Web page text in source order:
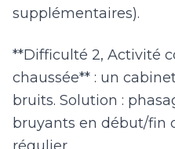
supplémentaires).
**Difficulté 2, Activité
chaussée** : un
bruits. Solution :
bruyants en début/fin